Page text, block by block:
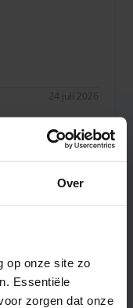
Over
op onze site zo
Essentiële
zorgen dat onze
parkeerprijs.
is verplicht.
plaatse contant
€89.
24 juli 2026